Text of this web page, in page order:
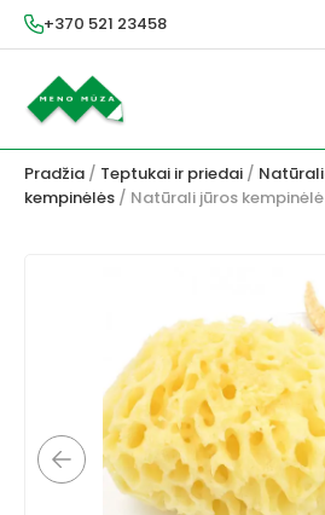
+370 521 23458
Pradžia / Teptukai ir priedai /
kempinėlės / Natūrali jūros